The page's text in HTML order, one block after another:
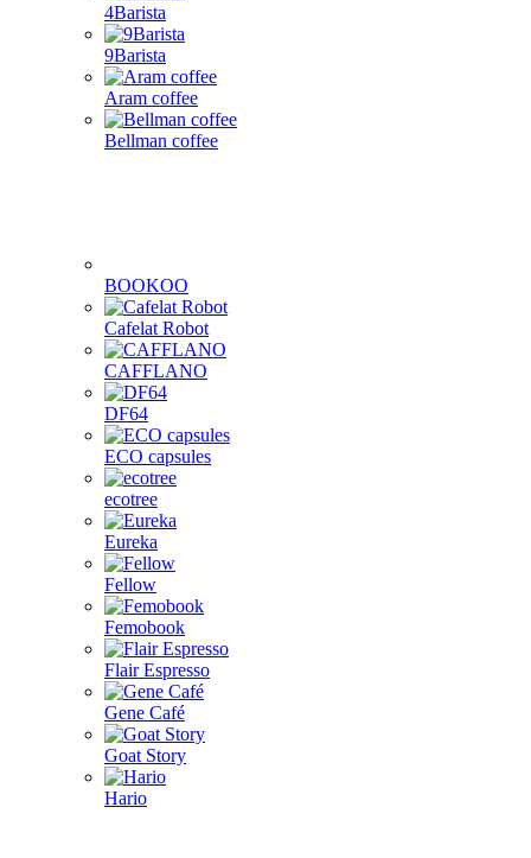
4Barista
9Barista
Aram coffee
Bellman coffee
BOOKOO
Cafelat Robot
CAFFLANO
DF64
ECO capsules
ecotree
Eureka
Fellow
Femobook
Flair Espresso
Gene Café
Goat Story
Hario